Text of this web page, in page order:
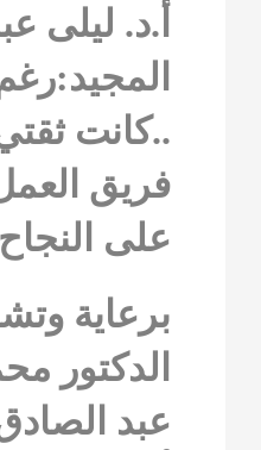
أ.د. ليلى
..كانت
فريق
على النجاح
برعاية
الدكتور
عبد